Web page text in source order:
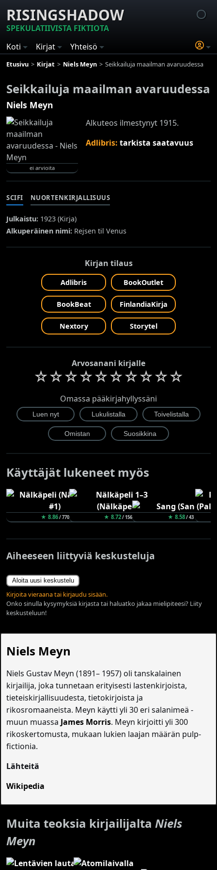
RISINGSHADOW
SPEKULATIIVISTA FIKTIOTA
Koti
Kirjat Yhteisö
Etusivu Kirjat Niels Meyn Seikkailuja maailman avaruudessa
Seikkailuja maailman avaruudessa
Niels Meyn
ei arvioita
Alkuteos ilmestynyt 1915.
Adlibris: tarkista saatavuus
SCIFI NUORTENKIRJALLISUUS
Julkaistu: 1923 (Kirja)
Alkuperäinen nimi: Rejsen til Venus
Kirjan tilaus
Adlibris BookOutlet
BookBeat FinlandiaKirja
Nextory Storytel
Arvosanani kirjalle
☆☆☆☆☆☆☆☆☆☆
Omassa pääkirjahyllyssäni
Käyttäjät lukeneet myös
★ 8.86/ 770 ★ 8.72/ 156 ★ 8.58/ 43
Aiheeseen liittyviä keskusteluja
Aloita uusi keskustelu
Kirjoita vieraana tai kirjaudu sisään.
Onko sinulla kysymyksiä kirjasta tai haluatko jakaa mielipiteesi? Liity
keskusteluun!
Niels Meyn
Niels Gustav Meyn (1891– 1957) oli tanskalainen
kirjailija, joka tunnetaan erityisesti lastenkirjoista,
tieteiskirjallisuudesta, tietokirjoista ja
rikosromaaneista. Meyn käytti yli 30 eri salanimeä -
muun muassaJames Morris. Meyn kirjoitti yli 300
rikoskertomusta, mukaan lukien laajan määrän pulp-
fictionia.
Lähteitä
Wikipedia
Muita teoksia kirjailijaltaNiels
Meyn